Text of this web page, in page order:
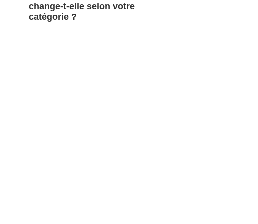
change-t-elle selon votre
catégorie ?